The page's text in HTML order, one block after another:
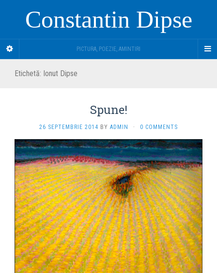
Constantin Dipse
PICTURA, POEZIE, AMINTIRI
Etichetă: Ionut Dipse
Spune!
26 SEPTEMBRIE 2014 BY ADMIN · 0 COMMENTS